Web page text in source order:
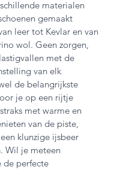
materialen
gemaakt
leer tot Kevlar en van
wol. Geen zorgen,
met de
van elk
de belangrijkste
je op een rijtje
met warme en
van de piste,
klunzige ijsbeer
Wil je meteen
de perfecte